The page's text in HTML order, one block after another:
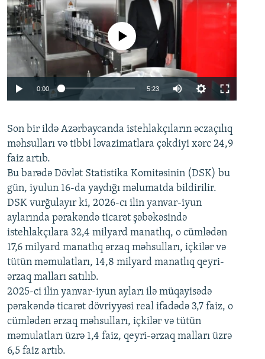
Auto 240p 360p 480p
720p 1080p
No media source currently available
0:00 5:23
360p
480p
720p
1080p
Son bir ildə Azərbaycanda istehlakçıların əczaçılıq
məhsulları və tibbi ləvazimatlara çəkdiyi xərc 24,9
faiz artıb.
Bu barədə Dövlət Statistika Komitəsinin (DSK) bu
gün, iyulun 16-da yaydığı məlumatda bildirilir.
DSK vurğulayır ki, 2026-cı ilin yanvar-iyun
aylarında pərakəndə ticarət şəbəkəsində
istehlakçılara 32,4 milyard manatlıq, o cümlədən
17,6 milyard manatlıq ərzaq məhsulları, içkilər və
tütün məmulatları, 14,8 milyard manatlıq qeyri-
ərzaq malları satılıb.
2025-ci ilin yanvar-iyun ayları ilə müqayisədə
pərakəndə ticarət dövriyyəsi real ifadədə 3,7 faiz, o
cümlədən ərzaq məhsulları, içkilər və tütün
məmulatları üzrə 1,4 faiz, qeyri-ərzaq malları üzrə
6,5 faiz artıb.